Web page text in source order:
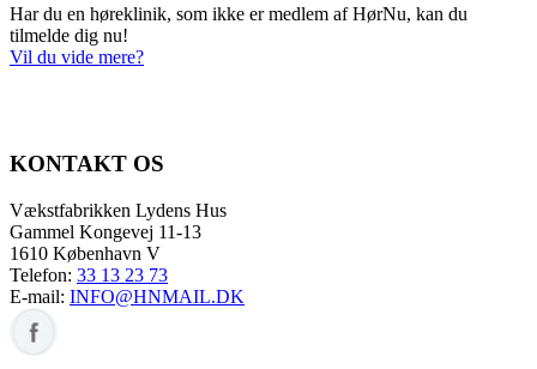
Har du en høreklinik, som ikke er medlem af HørNu, kan du
tilmelde dig nu!
Vil du vide mere?
KONTAKT OS
Vækstfabrikken Lydens Hus
Gammel Kongevej 11-13
1610 København V
Telefon: 33 13 23 73
E-mail: INFO@HNMAIL.DK